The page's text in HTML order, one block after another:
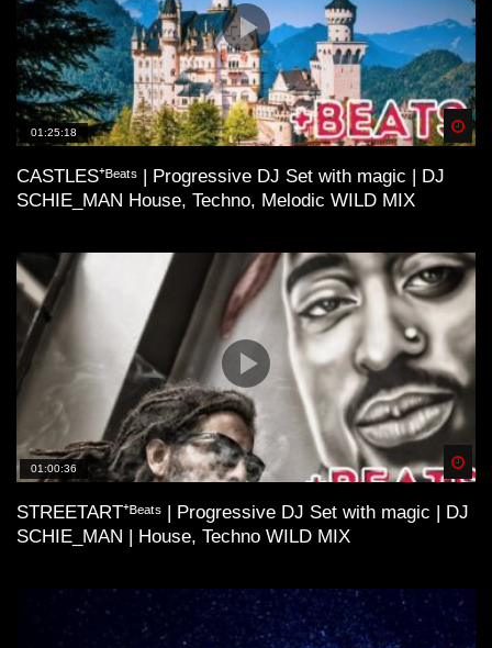
01:25:18
CASTLES⁺ᴮᵉᵃᵗˢ | Progressive DJ Set with magic | DJ
SCHIE_MAN House, Techno, Melodic WILD MIX
01:00:36
STREETART⁺ᴮᵉᵃᵗˢ | Progressive DJ Set with magic | DJ
SCHIE_MAN | House, Techno WILD MIX